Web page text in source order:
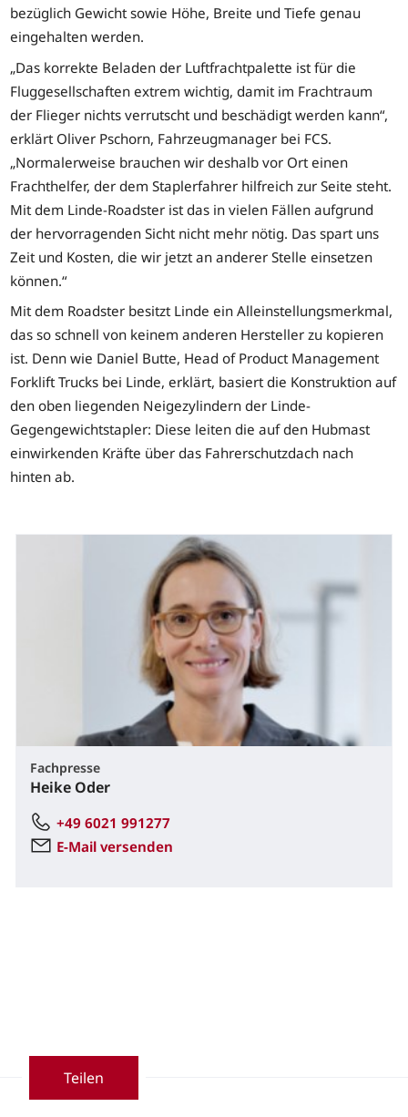
bezüglich Gewicht sowie Höhe, Breite und Tiefe genau
eingehalten werden.
„Das korrekte Beladen der Luftfrachtpalette ist für die
Fluggesellschaften extrem wichtig, damit im Frachtraum
der Flieger nichts verrutscht und beschädigt werden kann“,
erklärt Oliver Pschorn, Fahrzeugmanager bei FCS.
„Normalerweise brauchen wir deshalb vor Ort einen
Frachthelfer, der dem Staplerfahrer hilfreich zur Seite steht.
Mit dem Linde-Roadster ist das in vielen Fällen aufgrund
der hervorragenden Sicht nicht mehr nötig. Das spart uns
Zeit und Kosten, die wir jetzt an anderer Stelle einsetzen
können.“
Mit dem Roadster besitzt Linde ein Alleinstellungsmerkmal,
das so schnell von keinem anderen Hersteller zu kopieren
ist. Denn wie Daniel Butte, Head of Product Management
Forklift Trucks bei Linde, erklärt, basiert die Konstruktion auf
den oben liegenden Neigezylindern der Linde-
Gegengewichtstapler: Diese leiten die auf den Hubmast
einwirkenden Kräfte über das Fahrerschutzdach nach
hinten ab.
Fachpresse
Heike Oder
+49 6021 991277
E-Mail versenden
Teilen